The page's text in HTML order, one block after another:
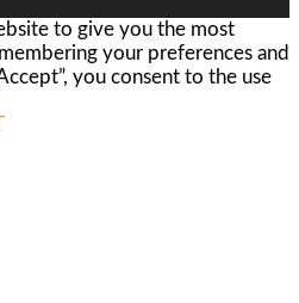
to give you the most
your preferences and
you consent to the use